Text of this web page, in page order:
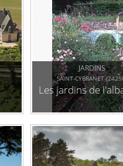
JARDINS
SAINT-CYBRANET
Les jardins de